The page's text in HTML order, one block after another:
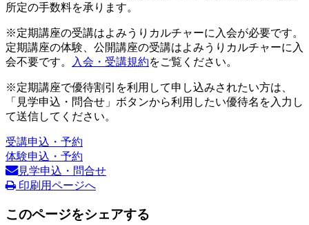
所定の手数料を承ります。
※定期講座の受講はよみうりカルチャーに入会が必要です。
定期講座の体験、公開講座の受講はよみうりカルチャーに入
会不要です。
入会・受講規約をご覧ください。
※定期講座で優待割引を利用して申し込みされたい方は、
「見学申込・問合せ」ボタンから利用したい優待名を入力し
て送信してください。
受講申込・予約
体験申込・予約
見学申込・問合せ
印刷用ページへ
このページをシェアする